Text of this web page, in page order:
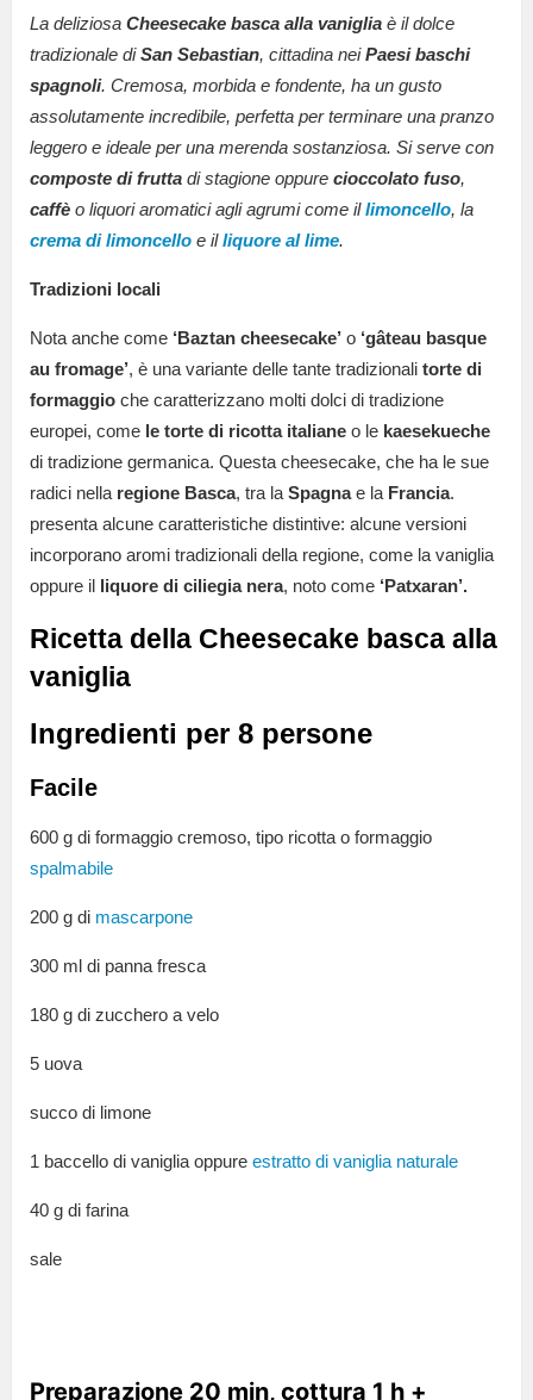
La deliziosa Cheesecake basca alla vaniglia è il dolce
tradizionale diSan Sebastian, cittadina neiPaesi baschi
spagnoli. Cremosa, morbida e fondente, ha un gusto
assolutamente incredibile, perfetta per terminare una pranzo
leggero e ideale per una merenda sostanziosa. Si serve con
composte di frutta di stagione oppure cioccolato fuso,
caffè o liquori aromatici agli agrumi come illimoncello, la
crema di limoncello e illiquore al lime.
Tradizioni locali
Nota anche come ‘Baztan cheesecake’ o ‘gâteau basque
au fromage’, è una variante delle tante tradizionali torte di
formaggio che caratterizzano molti dolci di tradizione
europei, come le torte di ricotta italiane o le kaesekueche
di tradizione germanica. Questa cheesecake, che ha le sue
radici nella regione Basca, tra la Spagnae la Francia.
presenta alcune caratteristiche distintive: alcune versioni
incorporano aromi tradizionali della regione, come la vaniglia
oppure il liquore di ciliegia nera, noto come ‘Patxaran’.
Ricetta della Cheesecake basca alla
vaniglia
Ingredienti per 8 persone
Facile
600 g di formaggio cremoso, tipo ricotta o formaggio
spalmabile
200 g di mascarpone
300 ml di panna fresca
180 g di zucchero a velo
5 uova
succo di limone
1 baccello di vaniglia oppure estratto di vaniglia naturale
40 g di farina
sale
Preparazione 20 min, cottura 1 h +